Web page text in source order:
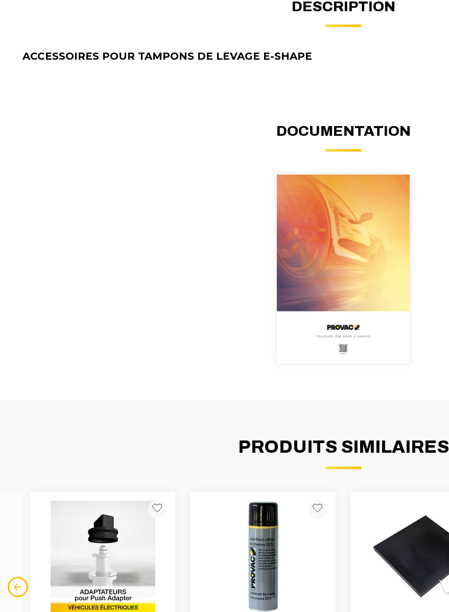
DESCRIPTION
ACCESSOIRES POUR TAMPONS DE LEVAGE E-SHAPE
DOCUMENTATION
PRODUITS SIMILAIRES